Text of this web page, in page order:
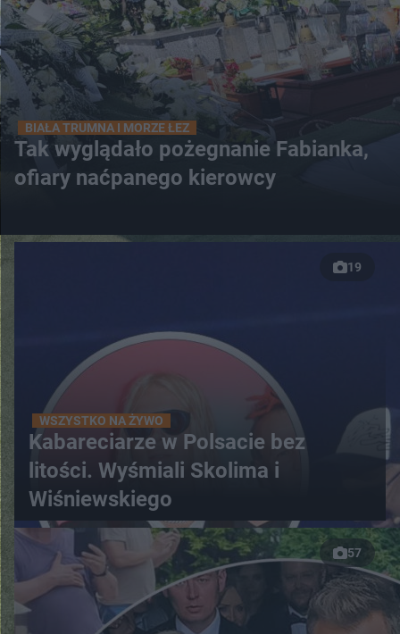
BIAŁA TRUMNA I MORZE ŁEZ
Tak wyglądało pożegnanie Fabianka,
ofiary naćpanego kierowcy
19
WSZYSTKO NA ŻYWO
Kabareciarze w Polsacie bez
litości. Wyśmiali Skolima i
Wiśniewskiego
57